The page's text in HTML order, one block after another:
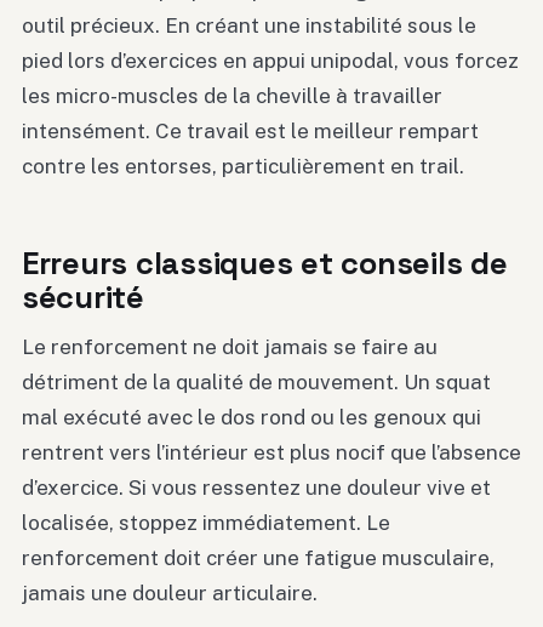
outil précieux. En créant une instabilité sous le
pied lors d’exercices en appui unipodal, vous forcez
les micro-muscles de la cheville à travailler
intensément. Ce travail est le meilleur rempart
contre les entorses, particulièrement en trail.
Erreurs classiques et conseils de
sécurité
Le renforcement ne doit jamais se faire au
détriment de la qualité de mouvement. Un squat
mal exécuté avec le dos rond ou les genoux qui
rentrent vers l’intérieur est plus nocif que l’absence
d’exercice. Si vous ressentez une douleur vive et
localisée, stoppez immédiatement. Le
renforcement doit créer une fatigue musculaire,
jamais une douleur articulaire.